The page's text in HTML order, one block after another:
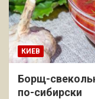
КИЕВ
Борщ-
по-сибирски